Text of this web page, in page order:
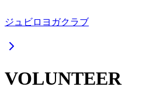
ジュビロヨガクラブ
VOLUNTEER